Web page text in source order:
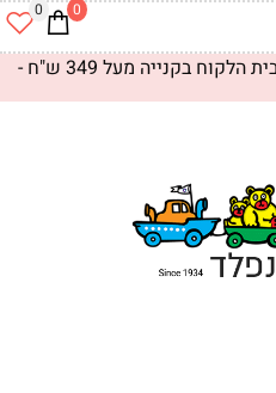
הלקוח בקנייה מעל 349 ש"ח -
0 0